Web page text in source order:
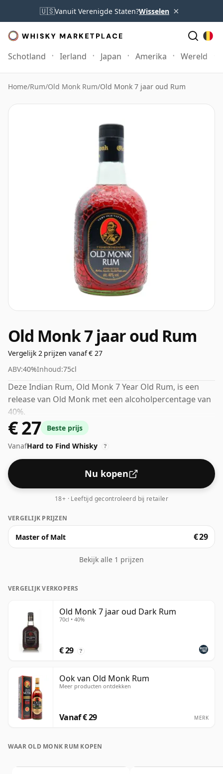
🇺🇸Vanuit Verenigde Staten?Wisselen ×
Schotland Ierland Japan Amerika Wereld
Home/Rum/Old Monk Rum/Old Monk 7 jaar oud Rum
Old Monk 7 jaar oud Rum
Vergelijk 2 prijzen vanaf € 27
ABV:40%Inhoud:75cl
Deze Indian Rum, Old Monk 7 Year Old Rum, is een
release van Old Monk met een alcoholpercentage van
40%.
€ 27
Beste prijs
VanafHard to Find Whisky ?
Nu kopen
18+ · Leeftijd gecontroleerd bij retailer
VERGELIJK PRIJZEN
Master of Malt € 29
Bekijk alle 1 prijzen
VERGELIJK VERKOPERS
Old Monk 7 jaar oud Dark Rum
70cl • 40%
€ 29 ?
Ook van Old Monk Rum
Meer producten ontdekken
Vanaf € 29 MERK
WAAR OLD MONK RUM KOPEN